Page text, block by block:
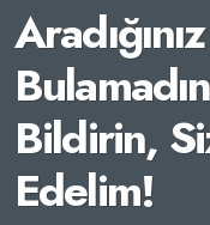
Bildirin,
Edelim!